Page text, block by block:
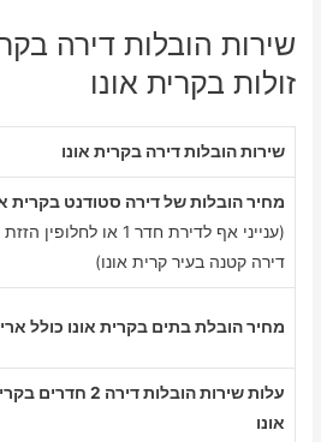
שירות הובלות דירה
זולות בקרית אונו
שירות הובלות דירה בקרית אונו
מחיר הובלות של דירה סטודנט בקרית
(ענייני אף לדירת חדר 1 או לחלופין הזזת
דירה קטנה בעיר קרית אונו)
מחיר הובלת בתים בקרית אונו כולל
עלות שירות הובלות דירה 2 חדרים
אונו